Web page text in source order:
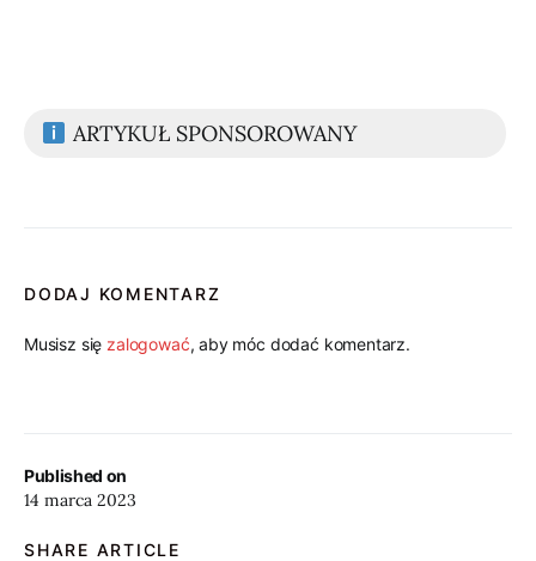
Published on
14 marca 2023
SHARE ARTICLE
ARTYKUŁ SPONSOROWANY
DODAJ KOMENTARZ
Musisz się zalogować, aby móc dodać komentarz.